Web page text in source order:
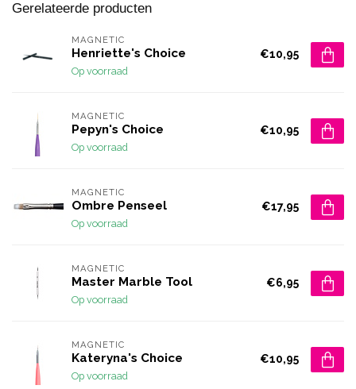
Gerelateerde producten
MAGNETIC
Henriette's Choice
Op voorraad
€10,95
MAGNETIC
Pepyn's Choice
Op voorraad
€10,95
MAGNETIC
Ombre Penseel
Op voorraad
€17,95
MAGNETIC
Master Marble Tool
Op voorraad
€6,95
MAGNETIC
Kateryna's Choice
Op voorraad
€10,95